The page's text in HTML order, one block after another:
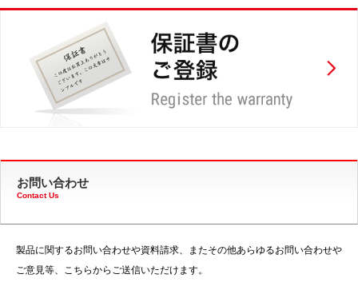
お問い合わせ
Contact Us
製品に関するお問い合わせや資料請求、またその他あらゆるお問い合わせや
ご意見等、こちらからご送信いただけます。